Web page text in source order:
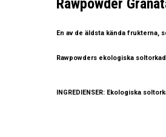
En av de äldsta kända frukterna,
Rawpowders ekologiska
INGREDIENSER: Ekologiska